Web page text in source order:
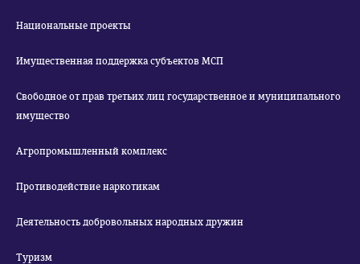
Национальные проекты
Имущественная поддержка субъектов МСП
Свободное от прав третьих лиц государственное и муниципального
имущество
Агропромышленный комплекс
Противодействие наркотикам
Деятельность добровольных народных дружин
Туризм